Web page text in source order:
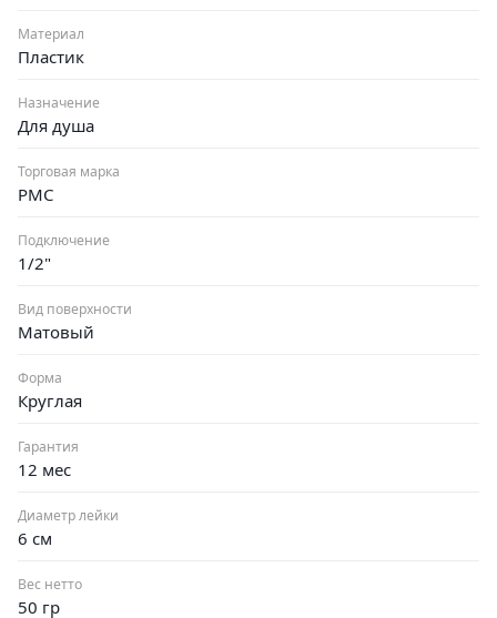
Материал
Пластик
Назначение
Для душа
Торговая марка
РМС
Подключение
1/2"
Вид поверхности
Матовый
Форма
Круглая
Гарантия
12 мес
Диаметр лейки
6 см
Вес нетто
50 гр